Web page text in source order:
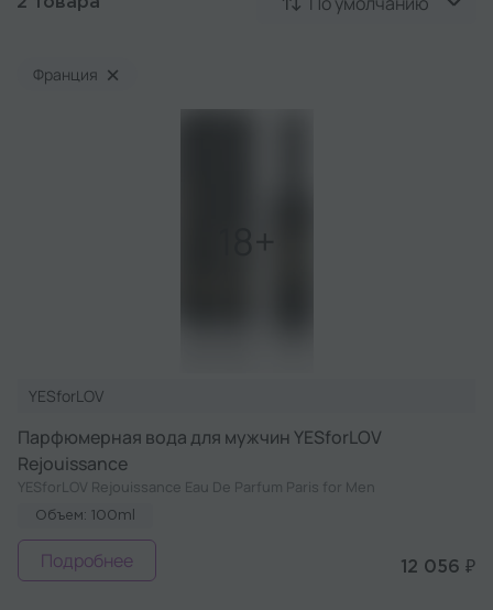
Франция ×
YESforLOV
Парфюмерная вода для мужчин YESforLOV
Rejouissance
YESforLOV Rejouissance Eau De Parfum Paris for Men
Объем: 100ml
12 056 ₽
Подробнее